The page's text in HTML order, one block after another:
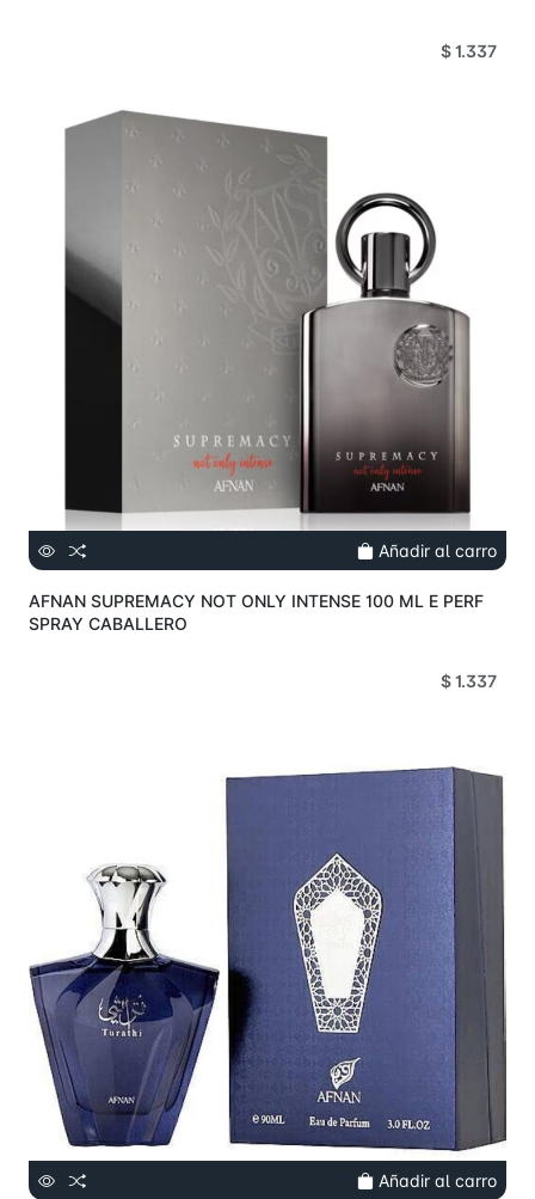
$ 1.337
Añadir al carro
AFNAN SUPREMACY NOT ONLY INTENSE 100 ML E PERF
SPRAY CABALLERO
$ 1.337
Añadir al carro